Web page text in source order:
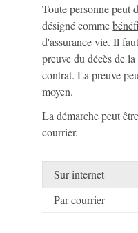
Toute personne peut
désigné comme
d'assurance vie. Il
preuve du décès de
contrat. La preuve
moyen.
La démarche peut
courrier.
Sur internet
Par courrier